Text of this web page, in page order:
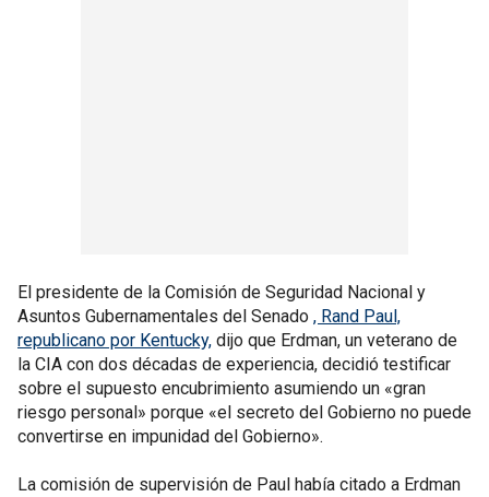
El presidente de la Comisión de Seguridad Nacional y
Asuntos Gubernamentales del Senado , Rand Paul,
republicano por Kentucky, dijo que Erdman, un veterano de
la CIA con dos décadas de experiencia, decidió testificar
sobre el supuesto encubrimiento asumiendo un «gran
riesgo personal» porque «el secreto del Gobierno no puede
convertirse en impunidad del Gobierno».
La comisión de supervisión de Paul había citado a Erdman